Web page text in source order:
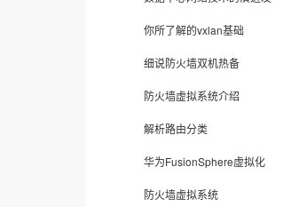
你所了解的vxlan基础
细说防火墙双机热备
防火墙虚拟系统介绍
解析路由分类
华为FusionSphere虚拟化
防火墙虚拟系统